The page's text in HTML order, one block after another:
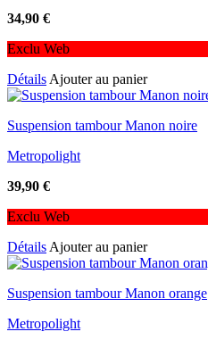
34,90 €
Exclu Web
Détails Ajouter au panier
Suspension tambour Manon noire
Metropolight
39,90 €
Exclu Web
Détails Ajouter au panier
Suspension tambour Manon orange
Metropolight